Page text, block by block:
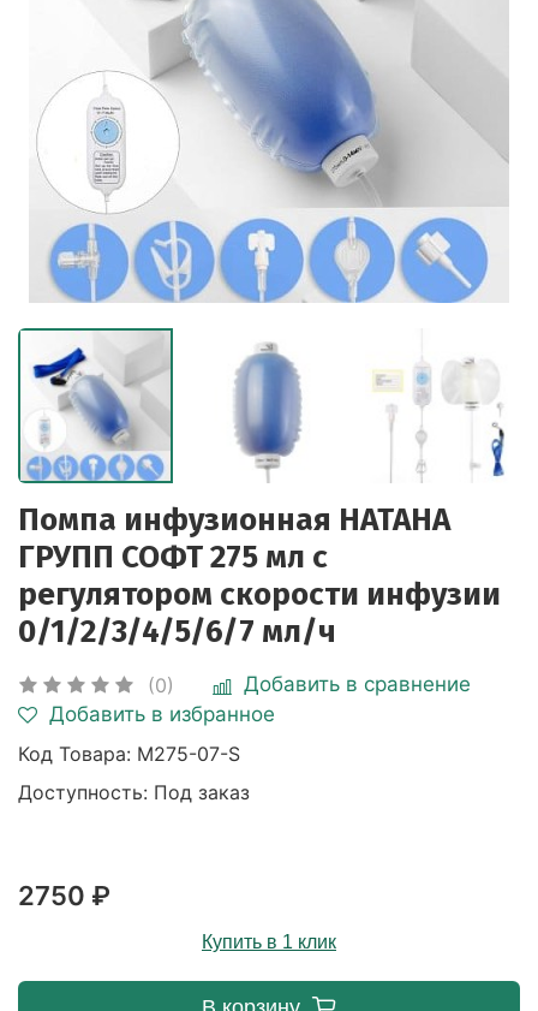
Помпа инфузионная НАТАНА
ГРУПП СОФТ 275 мл с
регулятором скорости инфузии
0/1/2/3/4/5/6/7 мл/ч
(0)
Добавить в сравнение
Добавить в избранное
Код Товара: M275-07-S
Доступность: Под заказ
2750 ₽
Купить в 1 клик